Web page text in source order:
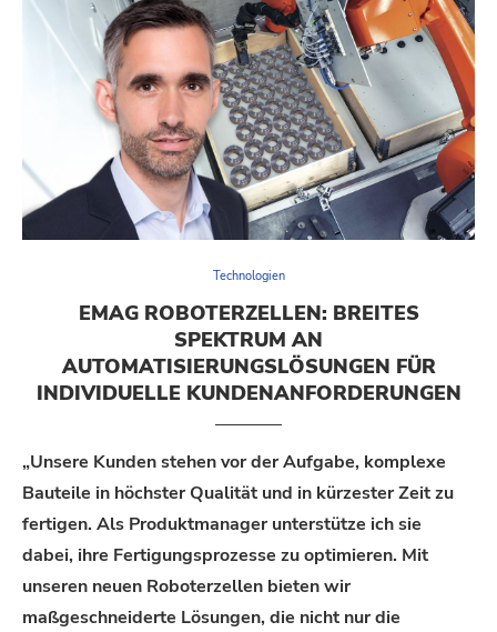
Technologien
EMAG ROBOTERZELLEN: BREITES
SPEKTRUM AN
AUTOMATISIERUNGSLÖSUNGEN FÜR
INDIVIDUELLE KUNDENANFORDERUNGEN
„Unsere Kunden stehen vor der Aufgabe, komplexe
Bauteile in höchster Qualität und in kürzester Zeit zu
fertigen. Als Produktmanager unterstütze ich sie
dabei, ihre Fertigungsprozesse zu optimieren. Mit
unseren neuen Roboterzellen bieten wir
maßgeschneiderte Lösungen, die nicht nur die